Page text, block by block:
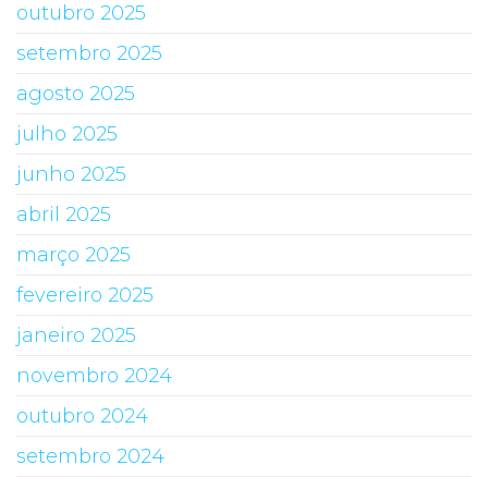
outubro 2025
setembro 2025
agosto 2025
julho 2025
junho 2025
abril 2025
março 2025
fevereiro 2025
janeiro 2025
novembro 2024
outubro 2024
setembro 2024